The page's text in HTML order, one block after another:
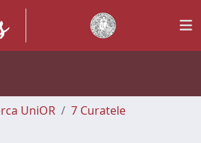
UniOR
7 Curatele